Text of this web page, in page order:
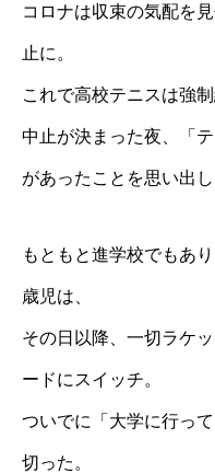
コロナは収束の気配を
止に。
これで高校テニスは強制
中止が決まった夜、「
があったことを思い出し
もともと進学校でもあ
歳児は、
その日以降、一切ラケ
ードにスイッチ。
ついでに「大学に行っ
切った。